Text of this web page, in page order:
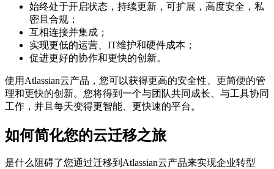
始终处于开启状态，持续更新，可扩展，高度安全，私
密且合规；
互相连接并集成；
实现更低的运营、IT维护和硬件成本；
促进更好的协作和更快的创新。
使用Atlassian云产品，您可以获得更高的安全性、更简便的管
理和更快的创新。您将得到一个与团队共同成长、与工具协同
工作，并且每天变得更智能、更快速的平台。
如何简化您的云迁移之旅
是什么阻碍了您通过迁移到Atlassian云产品来实现企业转型